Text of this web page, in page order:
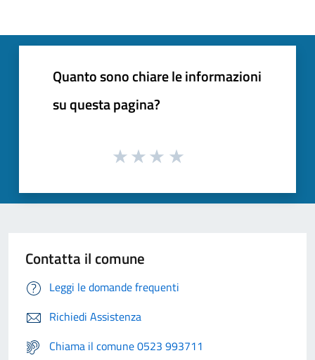
Quanto sono chiare le informazioni
su questa pagina?
Contatta il comune
Leggi le domande frequenti
Richiedi Assistenza
Chiama il comune 0523 993711